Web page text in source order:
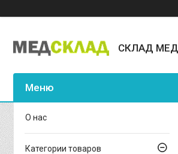
СКЛАД
О нас
Категории товаров